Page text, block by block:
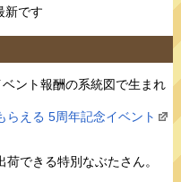
新です
ント報酬の系統図で生まれ
らえる 5周年記念イベント
できる特別なぶたさん。